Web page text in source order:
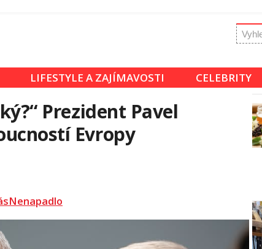
LIFESTYLE A ZAJÍMAVOSTI CELEBRITY
Prezident Pavel
Evropy